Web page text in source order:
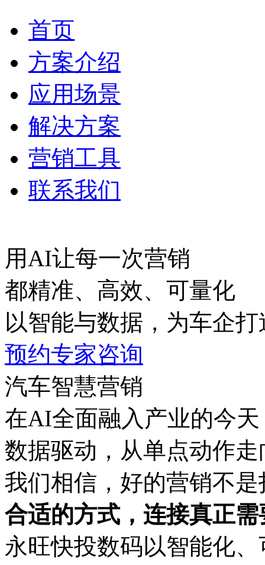
首页
方案介绍
应用场景
解决方案
营销工具
联系我们
用AI让每一次营销
都精准、高效、可量化
以智能与数据，为车
预约专家咨询
汽⻋智慧营销
在AI全面融入产业的今天
数据驱动，从单点动作
我们相信，好的营销不是
合适的方式，连接真正
永旺快投数码以智能化